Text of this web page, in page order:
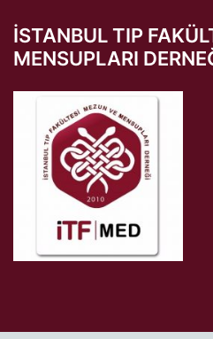
ISTANBUL TIP
MENSUPLARI